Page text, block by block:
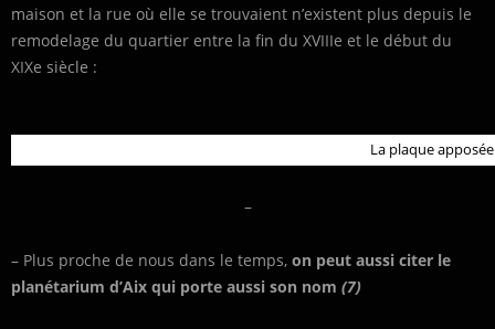
maison et la rue où elle se trouvaient n’existent plus depuis le
remodelage du quartier entre la fin du XVIIIe et le début du
XIXe siècle :
La plaque
–
– Plus proche de nous dans le temps, on peut aussi citer le
planétarium d’Aix qui porte aussi son nom (7)